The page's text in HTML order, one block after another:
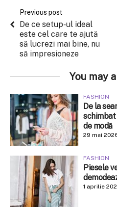
Previous post
De ce setup-ul ideal
este cel care te ajută
să lucrezi mai bine, nu
să impresioneze
You may
FASHION
De la
de modă
29 mai
FASHION
Piesele
1 aprilie